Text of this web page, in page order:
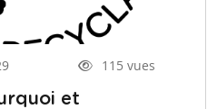
115 vues
et